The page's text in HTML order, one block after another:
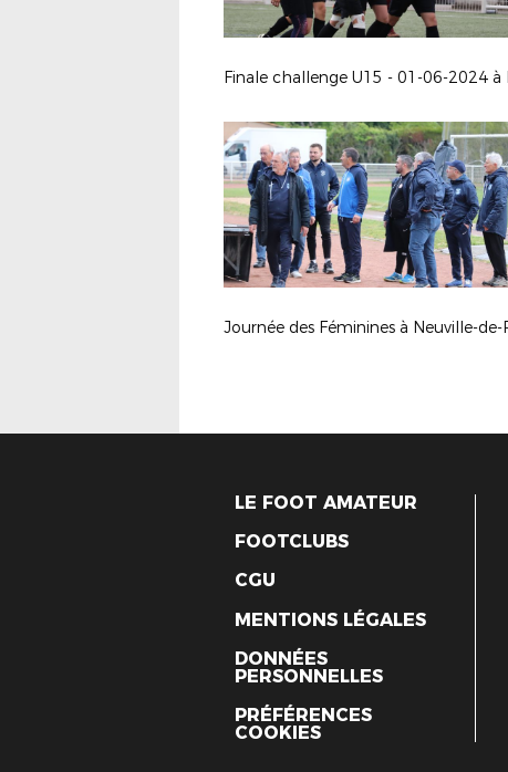
LE FOOT AMATEUR
FOOTCLUBS
CGU
MENTIONS LÉGALES
DONNÉES
PERSONNELLES
PRÉFÉRENCES
COOKIES